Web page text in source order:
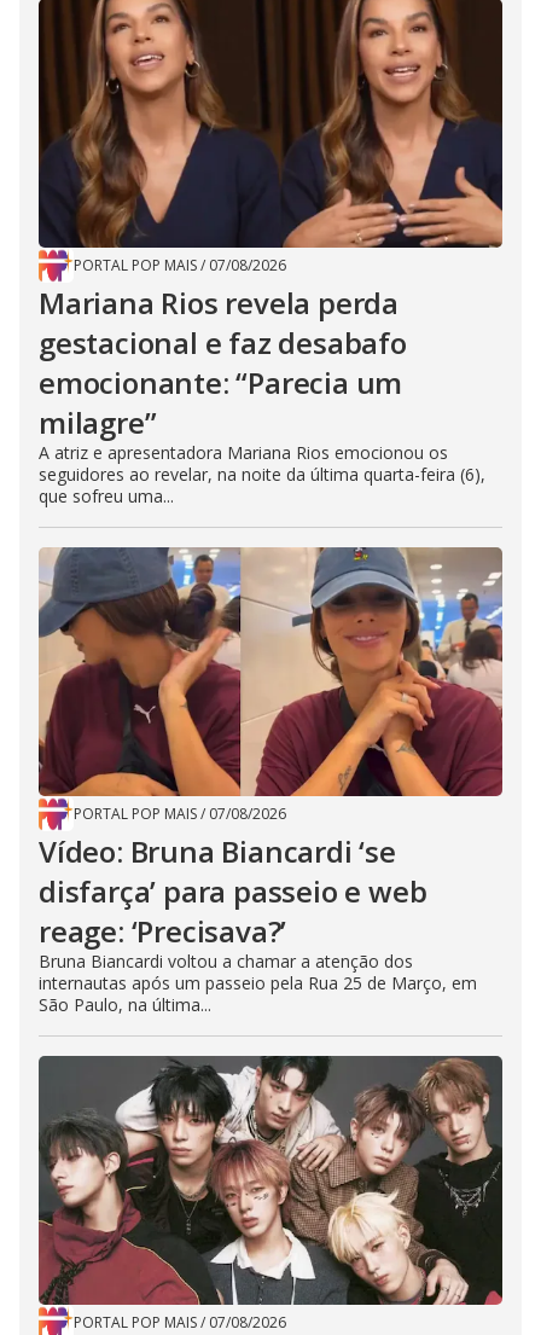
PORTAL POP MAIS/ 07/08/2026
Mariana Rios revela perda
gestacional e faz desabafo
emocionante: “Parecia um
milagre”
A atriz e apresentadora Mariana Rios emocionou os
seguidores ao revelar, na noite da última quarta-feira (6),
que sofreu uma...
PORTAL POP MAIS/ 07/08/2026
Vídeo: Bruna Biancardi ‘se
disfarça’ para passeio e web
reage: ‘Precisava?’
Bruna Biancardi voltou a chamar a atenção dos
internautas após um passeio pela Rua 25 de Março, em
São Paulo, na última...
PORTAL POP MAIS/ 07/08/2026